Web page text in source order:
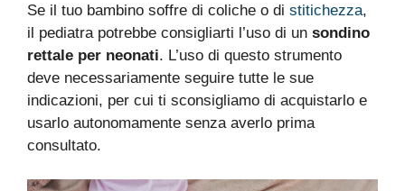
Se il tuo bambino soffre di coliche o di stitichezza,
il pediatra potrebbe consigliarti l’uso di un sondino
rettale per neonati. L’uso di questo strumento
deve necessariamente seguire tutte le sue
indicazioni, per cui ti sconsigliamo di acquistarlo e
usarlo autonomamente senza averlo prima
consultato.